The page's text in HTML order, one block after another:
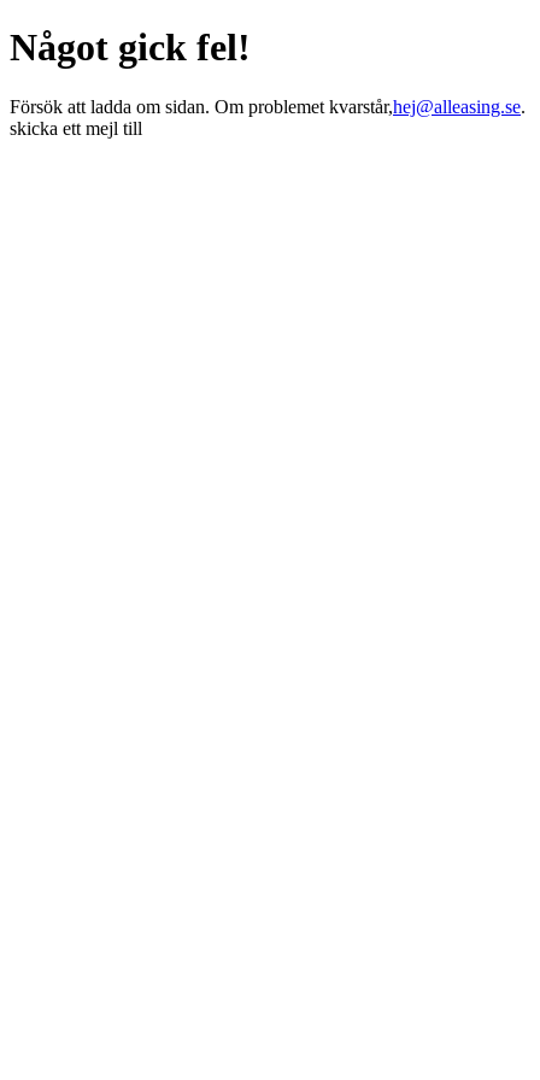
Något gick fel!
Försök att ladda om sidan. Om problemet kvarstår,hej@alleasing.se.
skicka ett mejl till